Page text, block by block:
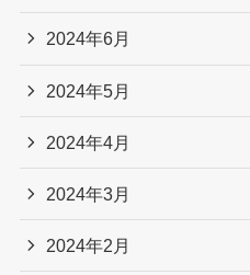
2024年6月
2024年5月
2024年4月
2024年3月
2024年2月